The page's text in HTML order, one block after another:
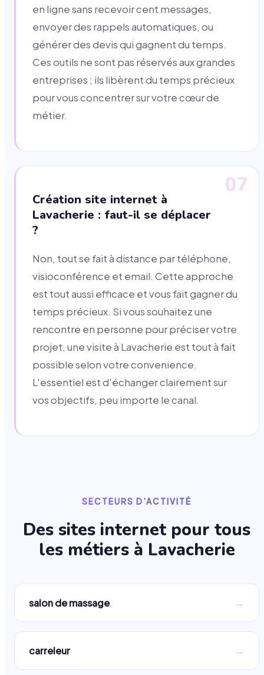
en ligne sans recevoir cent messages,
envoyer des rappels automatiques, ou
générer des devis qui gagnent du temps.
Ces outils ne sont pas réservés aux grandes
entreprises ; ils libèrent du temps précieux
pour vous concentrer sur votre cœur de
métier.
07
Création site internet à
Lavacherie : faut-il se déplacer
?
Non, tout se fait à distance par téléphone,
visioconférence et email. Cette approche
est tout aussi efficace et vous fait gagner du
temps précieux. Si vous souhaitez une
rencontre en personne pour préciser votre
projet, une visite à Lavacherie est tout à fait
possible selon votre convenience.
L'essentiel est d'échanger clairement sur
vos objectifs, peu importe le canal.
SECTEURS D'ACTIVITÉ
Des sites internet pour tous
les métiers à Lavacherie
salon de massage →
carreleur →